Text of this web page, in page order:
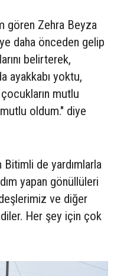
gören Zehra Beyza
daha önceden gelip
belirterek,
ayakkabı yoktu,
çocukların mutlu
oldum." diye
Bitimli de yardımlarla
yapan gönüllüleri
ve diğer
Her şey için çok